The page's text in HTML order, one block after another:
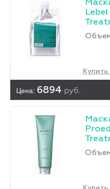
Купить
Цена: 6894 руб.